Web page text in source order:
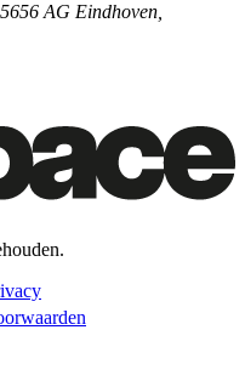
AG Eindhoven,